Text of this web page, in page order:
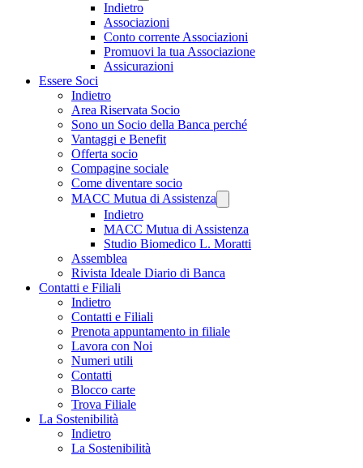
Indietro
Associazioni
Conto corrente Associazioni
Promuovi la tua Associazione
Assicurazioni
Essere Soci
Indietro
Area Riservata Socio
Sono un Socio della Banca perché
Vantaggi e Benefit
Offerta socio
Compagine sociale
Come diventare socio
MACC Mutua di Assistenza
Indietro
MACC Mutua di Assistenza
Studio Biomedico L. Moratti
Assemblea
Rivista Ideale Diario di Banca
Contatti e Filiali
Indietro
Contatti e Filiali
Prenota appuntamento in filiale
Lavora con Noi
Numeri utili
Contatti
Blocco carte
Trova Filiale
La Sostenibilità
Indietro
La Sostenibilità